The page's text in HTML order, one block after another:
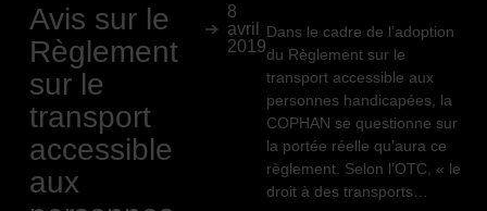
Avis sur le
Règlement
sur le
transport
accessible
aux
8
avril
2019
Dans le cadre de l’adoption
du Règlement sur le
transport accessible aux
personnes handicapées, la
COPHAN se questionne sur
la portée réelle qu’aura ce
règlement. Selon l’OTC, « le
droit à des transports…